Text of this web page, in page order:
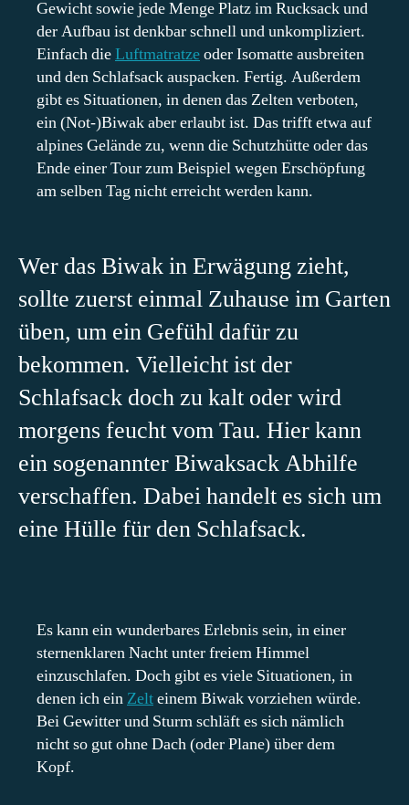
Gewicht sowie jede Menge Platz im Rucksack und
der Aufbau ist denkbar schnell und unkompliziert.
Einfach dieLuftmatratzeoder Isomatte ausbreiten
und den Schlafsack auspacken. Fertig. Außerdem
gibt es Situationen, in denen das Zelten verboten,
ein (Not-)Biwak aber erlaubt ist. Das trifft etwa auf
alpines Gelände zu, wenn die Schutzhütte oder das
Ende einer Tour zum Beispiel wegen Erschöpfung
am selben Tag nicht erreicht werden kann.
Wer das Biwak in Erwägung zieht,
sollte zuerst einmal Zuhause im Garten
üben, um ein Gefühl dafür zu
bekommen. Vielleicht ist der
Schlafsack doch zu kalt oder wird
morgens feucht vom Tau. Hier kann
ein sogenannter Biwaksack Abhilfe
verschaffen. Dabei handelt es sich um
eine Hülle für den Schlafsack.
Es kann ein wunderbares Erlebnis sein, in einer
sternenklaren Nacht unter freiem Himmel
einzuschlafen. Doch gibt es viele Situationen, in
denen ich ein Zelteinem Biwak vorziehen würde.
Bei Gewitter und Sturm schläft es sich nämlich
nicht so gut ohne Dach (oder Plane) über dem
Kopf.